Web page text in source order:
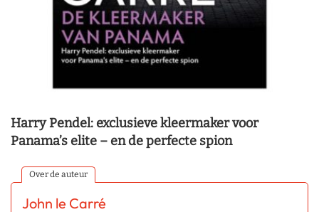
Harry Pendel: exclusieve kleermaker voor
Panama’s elite – en de perfecte spion
Over de auteur
John le Carré